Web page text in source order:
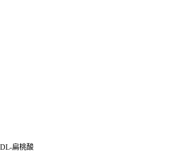
DL-扁桃酸